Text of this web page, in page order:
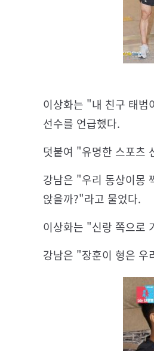
이상화는 "내 친구 태범
선수를 언급했다.
덧붙여 "유명한 스포츠
강남은 "우리 동상이몽
앉을까?"라고 물었다.
이상화는 "신랑 쪽으로
강남은 "장훈이 형은 우